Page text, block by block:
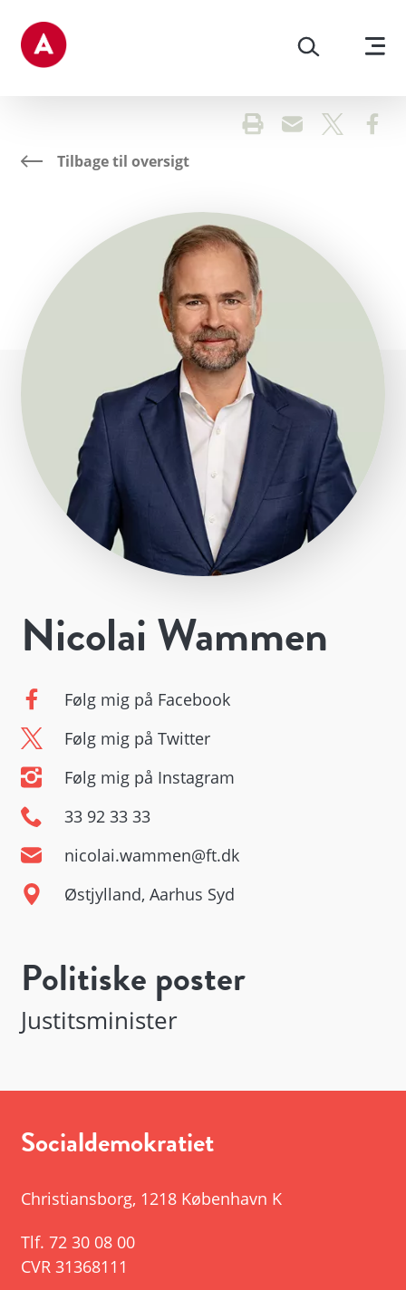
Tilbage til oversigt
Nicolai Wammen
Følg mig på Facebook
Følg mig på Twitter
Følg mig på Instagram
33 92 33 33
nicolai.wammen@ft.dk
Østjylland, Aarhus Syd
Politiske poster
Justitsminister
Socialdemokratiet
Christiansborg, 1218 København K
Tlf. 72 30 08 00
CVR 31368111